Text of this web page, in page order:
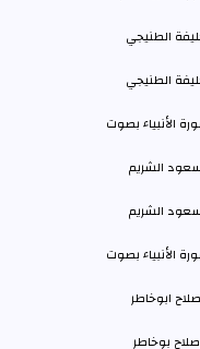
الطنيجي
الشريم
صلاح بوخاطر